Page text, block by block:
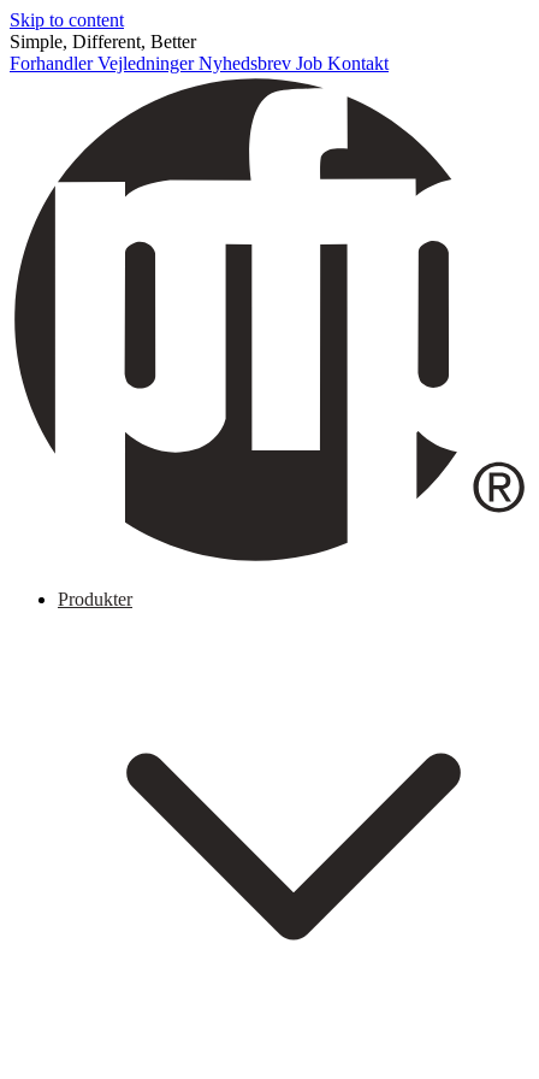
Skip to content
Simple, Different, Better
ForhandlerVejledningerNyhedsbrev Job Kontakt
Produkter